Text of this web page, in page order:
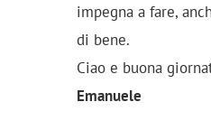
impegna a fare,
di bene.
Ciao e buona
Emanuele